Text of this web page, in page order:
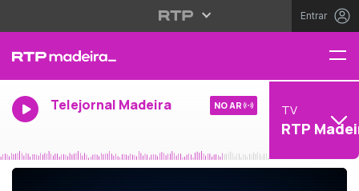
Entrar
Telejornal Madeira NO AR TV
RTP